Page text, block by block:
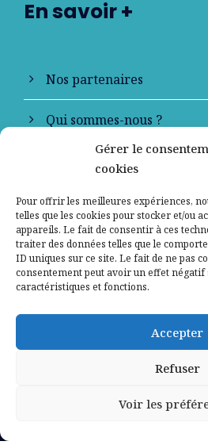
Gérer le
cookies
Pour offrir les meilleures expériences,
telles que les cookies pour stocker et/ou
appareils. Le fait de consentir à ces
traiter des données telles que le
ID uniques sur ce site. Le fait de ne pas
consentement peut avoir un effet négatif
caractéristiques et fonctions.
Accepter
Refuser
Voir les
En savoir +
Nos partenaires
Qui sommes-nous ?
Contactez-nous
Mentions légales
Politique de